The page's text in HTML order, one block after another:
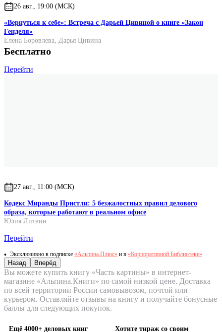
26 авг., 19:00 (МСК)
«Вернуться к себе»: Встреча с Дарьей Цивиной о книге «Закон
Генделя»
Елена Боровлева, Дарья Цивина
Бесплатно
Перейти
27 авг., 11:00 (МСК)
Кодекс Миранды Пристли: 5 безжалостных правил делового
образа, которые работают в реальном офисе
Юлия Литвин
Перейти
Эксклюзивно в подписке «Альпина.Плюс» и в «Корпоративной Библиотеке»
Назад Вперёд
Вы можете купить книгу «Часть картины» в интернет-
магазине «Альпина.Книги» по самой низкой цене. Доставка
по всей территории России самовывозом, почтой или
курьером. Оставляйте отзывы на книгу и получайте бонусные
баллы для следующих покупок.
Ещё 4000+ деловых книг Хотите тираж со своим